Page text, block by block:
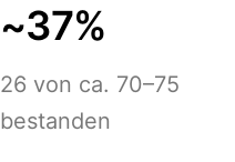
~37%
26 von ca. 70–75
bestanden